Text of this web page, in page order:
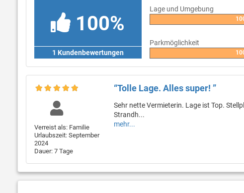
100%
1 Kundenbewertungen
Lage und Umgebung
Parkmöglichkeit
Verreist als: Familie
Urlaubszeit: September
2024
Dauer: 7 Tage
“Tolle Lage. Alles super! ”
Sehr nette Vermieterin. Lage ist Top.
Strandh...
mehr...